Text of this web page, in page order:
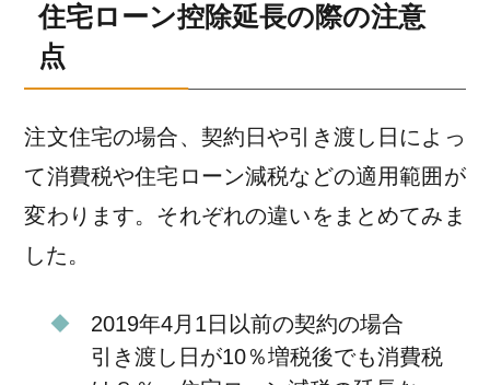
住宅ローン控除延長の際の注意
点
注文住宅の場合、契約日や引き渡し日によっ
て消費税や住宅ローン減税などの適用範囲が
変わります。それぞれの違いをまとめてみま
した。
2019年4月1日以前の契約の場合
引き渡し日が10％増税後でも消費税